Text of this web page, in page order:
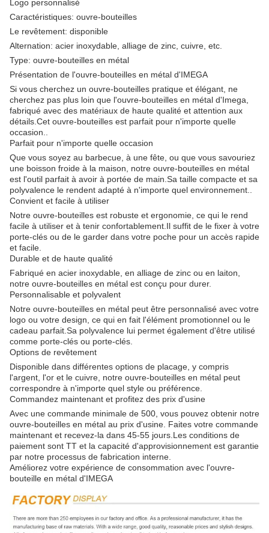
Logo personnalisé
Caractéristiques: ouvre-bouteilles
Le revêtement: disponible
Alternation: acier inoxydable, alliage de zinc, cuivre, etc.
Type: ouvre-bouteilles en métal
Présentation de l'ouvre-bouteilles en métal d'IMEGA
Si vous cherchez un ouvre-bouteilles pratique et élégant, ne
cherchez pas plus loin que l'ouvre-bouteilles en métal d'Imega,
fabriqué avec des matériaux de haute qualité et attention aux
détails.Cet ouvre-bouteilles est parfait pour n'importe quelle
occasion..
Parfait pour n'importe quelle occasion
Que vous soyez au barbecue, à une fête, ou que vous savouriez
une boisson froide à la maison, notre ouvre-bouteilles en métal
est l'outil parfait à avoir à portée de main.Sa taille compacte et sa
polyvalence le rendent adapté à n'importe quel environnement..
Convient et facile à utiliser
Notre ouvre-bouteilles est robuste et ergonomie, ce qui le rend
facile à utiliser et à tenir confortablement.Il suffit de le fixer à votre
porte-clés ou de le garder dans votre poche pour un accès rapide
et facile.
Durable et de haute qualité
Fabriqué en acier inoxydable, en alliage de zinc ou en laiton,
notre ouvre-bouteilles en métal est conçu pour durer.
Personnalisable et polyvalent
Notre ouvre-bouteilles en métal peut être personnalisé avec votre
logo ou votre design, ce qui en fait l'élément promotionnel ou le
cadeau parfait.Sa polyvalence lui permet également d'être utilisé
comme porte-clés ou porte-clés.
Options de revêtement
Disponible dans différentes options de placage, y compris
l'argent, l'or et le cuivre, notre ouvre-bouteilles en métal peut
correspondre à n'importe quel style ou préférence.
Commandez maintenant et profitez des prix d'usine
Avec une commande minimale de 500, vous pouvez obtenir notre
ouvre-bouteilles en métal au prix d'usine. Faites votre commande
maintenant et recevez-la dans 45-55 jours.Les conditions de
paiement sont TT et la capacité d'approvisionnement est garantie
par notre processus de fabrication interne.
Améliorez votre expérience de consommation avec l'ouvre-
bouteille en métal d'IMEGA